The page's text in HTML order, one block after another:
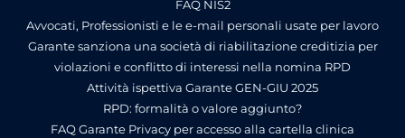
FAQ NIS2
Avvocati, Professionisti e le e-mail personali usate per lavoro
Garante sanziona una società di riabilitazione creditizia per
violazioni e conflitto di interessi nella nomina RPD
Attività ispettiva Garante GEN-GIU 2025
RPD: formalità o valore aggiunto?
FAQ Garante Privacy per accesso alla cartella clinica